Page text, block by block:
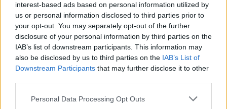
interest-based ads based on personal information utilized by
us or personal information disclosed to third parties prior to
your opt-out. You may separately opt-out of the further
disclosure of your personal information by third parties on the
IAB’s list of downstream participants. This information may
also be disclosed by us to third parties on the IAB’s List of
Downstream Participants that may further disclose it to other
Personal Data Processing Opt Outs
Hoppas ni har en skön söndagskväll så ses vi imorgon!